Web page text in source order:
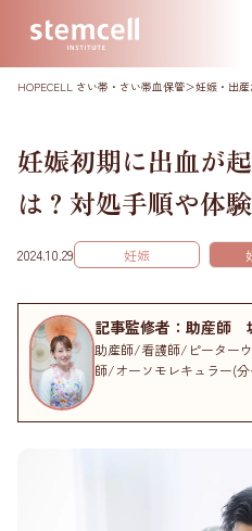
HOPECELL さい帯・さい帯血保管＞妊娠・出
妊娠初期に出血が
は？対処手順や体
2024.10.29 妊娠
記事監修者：助産師
助産師/看護師/ピーター
師/オーソモレキュラー(